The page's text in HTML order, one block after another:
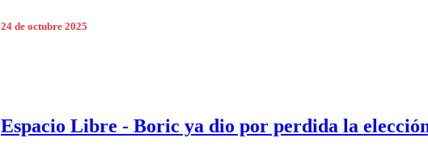
24 de octubre 2025
Espacio Libre - Boric ya dio por perdida la